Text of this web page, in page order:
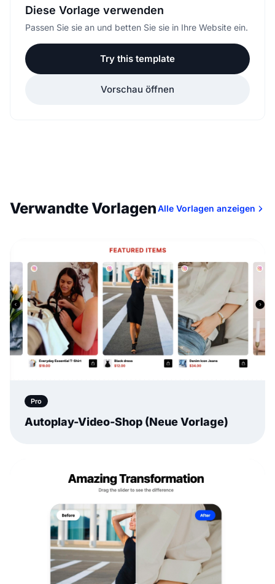
Diese Vorlage verwenden
Passen Sie sie an und betten Sie sie in Ihre Website ein.
Try this template
Vorschau öffnen
Verwandte VorlagenAlle Vorlagen anzeigen
Pro
Autoplay-Video-Shop (Neue Vorlage)